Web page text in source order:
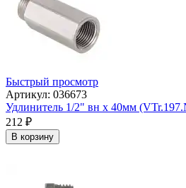
Быстрый просмотр
Артикул: 036673
Удлинитель 1/2" вн х 40мм
212 ₽
В корзину